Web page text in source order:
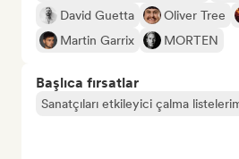
David Guetta
Oliver Tree
Martin Garrix
MORTEN
Başlıca fırsatlar
Sanatçıları etkileyici çalma